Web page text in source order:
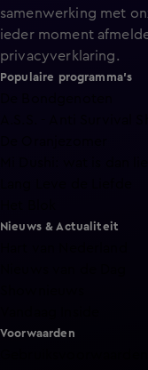
samenwerking met
ieder moment
privacyverklaring.
Populaire programma's
Nieuws & Actualiteit
Voorwaarden